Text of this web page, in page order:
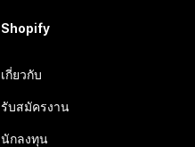
Shopify
เกี่ยวกับ
รับสมัครงาน
นักลงทุน